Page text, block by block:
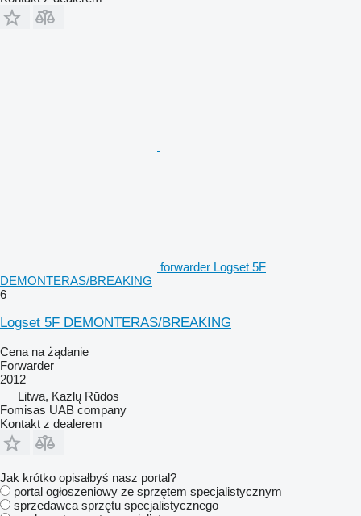
forwarder Logset 5F
DEMONTERAS/BREAKING
6
Logset 5F DEMONTERAS/BREAKING
Cena na żądanie
Forwarder
2012
Litwa, Kazlų Rūdos
Fomisas UAB company
Kontakt z dealerem
Jak krótko opisałbyś nasz portal?
portal ogłoszeniowy ze sprzętem specjalistycznym
sprzedawca sprzętu specjalistycznego